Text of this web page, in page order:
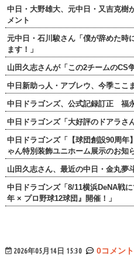
中日・大野雄大、元中日・又吉克樹
メント
元中日・石川駿さん「僕が辞めた時
ます！」
山田久志さんが「この2チームのCS
中日新助っ人・アブレウ、今季ここ
中日ドラゴンズ、公式記録訂正 福
中日ドラゴンズ「大好評のドアラさ
中日ドラゴンズ「【球団創設90周年
ゃん特別装飾ユニホーム展示のお知
山田久志さん、最近の中日・金丸夢
中日ドラゴンズ「8/11横浜DeNA戦
年 × プロ野球12球団』開催！」
2026年05月14日 15:30 0コメント